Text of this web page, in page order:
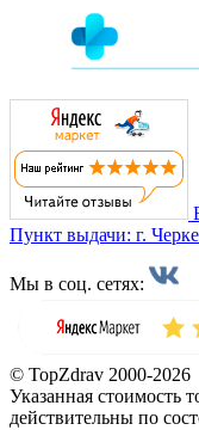
Пункт выдачи: г.
Мы в соц. сетях:
© TopZdrav 2000-2026
Указанная стоимость
действительны по